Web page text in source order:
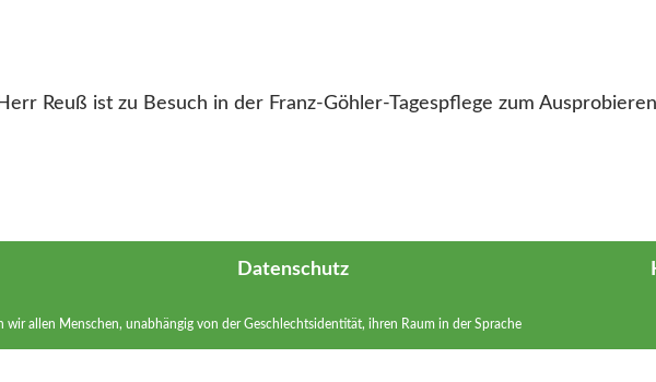
Reuß ist zu Besuch in der Franz-Göhler-Tagespflege zum
Datenschutz
wir allen Menschen, unabhängig von der Geschlechtsidentität, ihren Raum in der Sprache